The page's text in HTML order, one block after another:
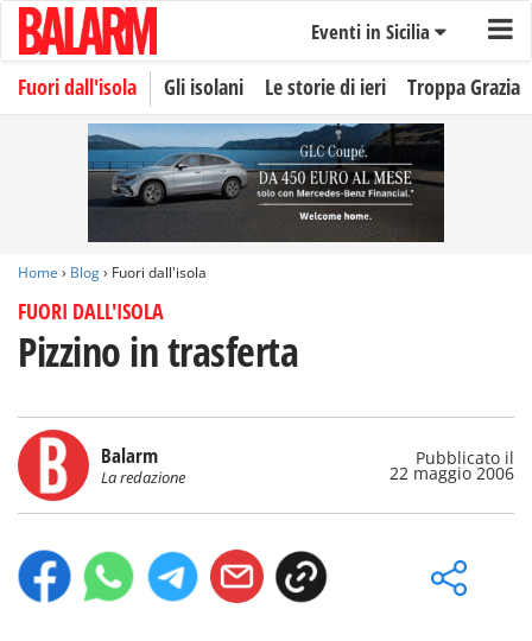
Eventi in Sicilia
Fuori dall'isola Gli isolani Le storie di ieri Troppa Grazia
Home › Blog› Fuori dall'isola
FUORI DALL'ISOLA
Pizzino in trasferta
Balarm
La redazione
Pubblicato il
22 maggio 2006